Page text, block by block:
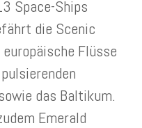
Space-Ships
die Scenic
Flüsse
das Baltikum.
Emerald